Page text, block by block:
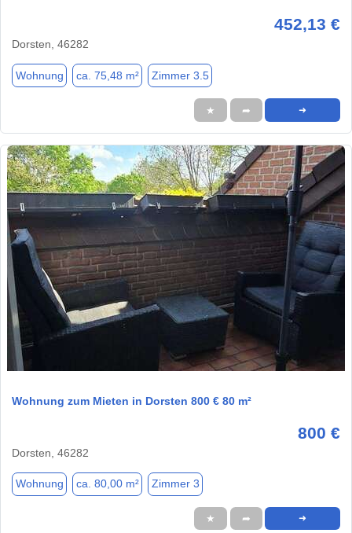
452,13 €
Dorsten, 46282
Wohnung ca. 75,48 m² Zimmer 3.5
★ ➦ ➜
Wohnung zum Mieten in Dorsten 800 € 80 m²
800 €
Dorsten, 46282
Wohnung ca. 80,00 m² Zimmer 3
★ ➦ ➜